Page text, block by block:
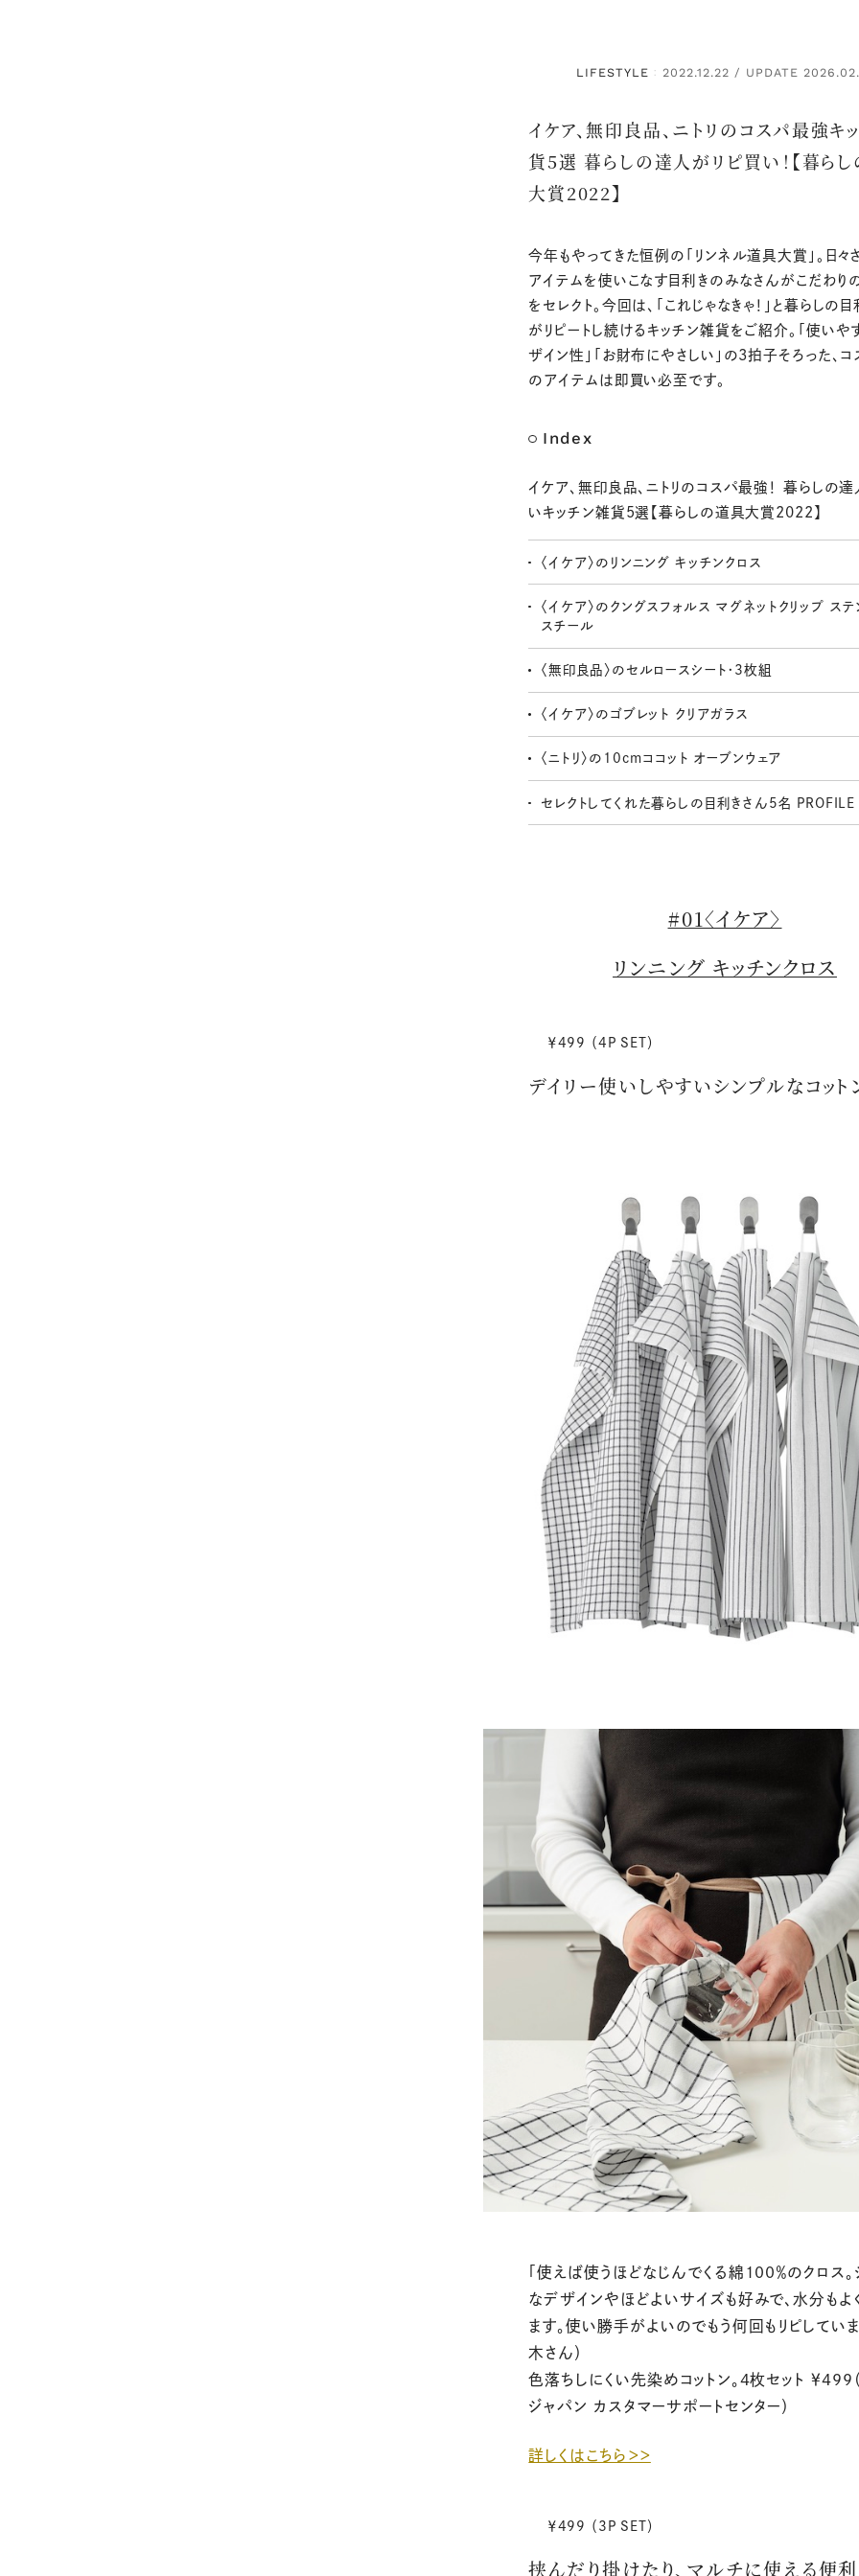
LIFESTYLE ： 2022.12.22 / UPDATE
イケア、無印良品、ニトリのコスパ最強キ
貨5選 暮らしの達人がリピ買い！【暮ら
大賞2022】
今年もやってきた恒例の「リンネル道具大賞」。日々
アイテムを使いこなす目利きのみなさんがこだわり
をセレクト。今回は、「これじゃなきゃ！」と暮らしの
がリピートし続けるキッチン雑貨をご紹介。「使いや
ザイン性」「お財布にやさしい」の3拍子そろった、
のアイテムは即買い必至です。
Index
イケア、無印良品、ニトリのコスパ最強！ 暮らしの達
いキッチン雑貨5選【暮らしの道具大賞2022】
〈イケア〉のリンニング キッチンクロス
〈イケア〉のクングスフォルス マグネットクリップ ステ
スチール
〈無印良品〉のセルロースシート・3枚組
〈イケア〉のゴブレット クリアガラス
〈ニトリ〉の10cmココット オーブンウェア
セレクトしてくれた暮らしの目利きさん5名 PROFILE
#01〈イケア〉
リンニング キッチンクロス
￥499 （4P SET）
デイリー使いしやすいシンプルなコット
「使えば使うほどなじんでくる綿100％のクロス
なデザインやほどよいサイズも好みで、水分もよ
ます。使い勝手がよいのでもう何回もリピしていま
木さん）
色落ちしにくい先染めコットン。4枚セット ￥499
ジャパン カスタマーサポートセンター）
詳しくはこちら＞＞
￥499 （3P SET）
挟んだり掛けたり、マルチに使える便